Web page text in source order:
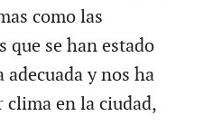
como las
que se han estado
y nos ha
en la ciudad,